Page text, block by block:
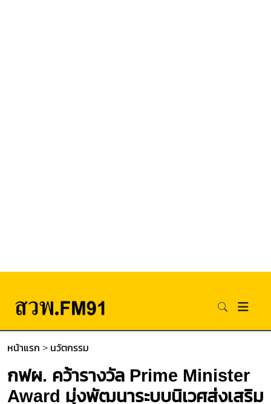
หน้าแรก > นวัตกรรม
กฟผ. คว้ารางวัล Prime Minister
Award มุ่งพัฒนาระบบนิเวศส่งเสริม